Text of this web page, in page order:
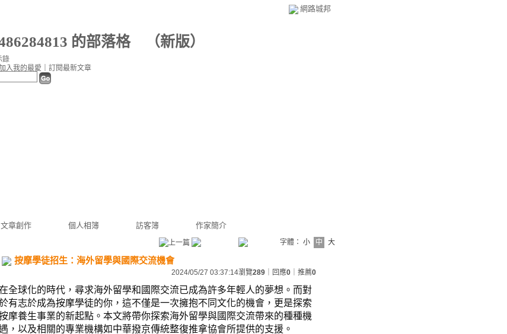
網路城邦
的部落格（新版）
文章創作 個人相簿 訪客簿 作家簡介
入我的最愛 訂閱最新文章
錄
字體： 小 中 大
按摩學徒招生：海外留學與國際交流機會
2024/05/27 03:37:14瀏覽289 ｜回應0 ｜推薦0
全球化的時代，尋求海外留學和國際交流已成為許多年輕人的夢想。而對
有志於成為按摩學徒的你，這不僅是一次擁抱不同文化的機會，更是探索
摩養生事業的新起點。本文將帶你探索海外留學與國際交流帶來的種種機
，以及相關的專業機構如中華撥京傳統整復推拿協會所提供的支援。